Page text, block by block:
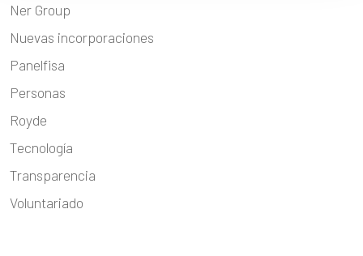
Ner Group
Nuevas incorporaciones
Panelfisa
Personas
Royde
Tecnología
Transparencia
Voluntariado